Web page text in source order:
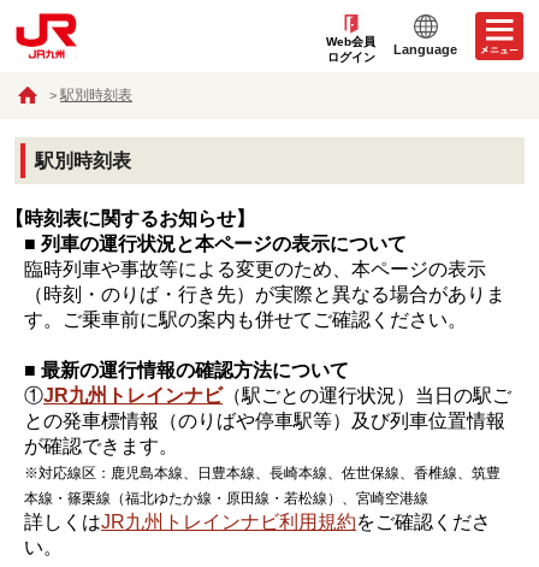
Web会員
ログイン
Language
駅別時刻表
駅別時刻表
【時刻表に関するお知らせ】
■ 列車の運行状況と本ページの表示について
臨時列車や事故等による変更のため、本ページの表示
（時刻・のりば・行き先）が実際と異なる場合がありま
す。ご乗車前に駅の案内も併せてご確認ください。
■ 最新の運行情報の確認方法について
①JR九州トレインナビ（駅ごとの運行状況）当日の駅ご
との発車標情報（のりばや停車駅等）及び列車位置情報
が確認できます。
※対応線区：鹿児島本線、日豊本線、長崎本線、佐世保線、香椎線、筑豊
本線・篠栗線（福北ゆたか線・原田線・若松線）、宮崎空港線
詳しくはJR九州トレインナビ利用規約をご確認くださ
い。